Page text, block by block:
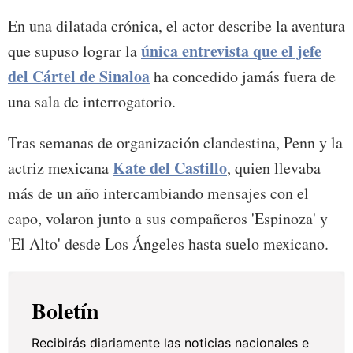
En una dilatada crónica, el actor describe la aventura
que supuso lograr laúnica entrevista que el jefe
del Cártel de Sinaloaha concedido jamás fuera de
una sala de interrogatorio.
Tras semanas de organización clandestina, Penn y la
actriz mexicanaKate del Castillo, quien llevaba
más de un año intercambiando mensajes con el
capo, volaron junto a sus compañeros 'Espinoza' y
'El Alto' desde Los Ángeles hasta suelo mexicano.
Boletín
Recibirás diariamente las noticias nacionales e